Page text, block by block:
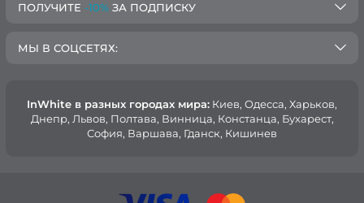
ПОЛУЧИТЕ -10% ЗА ПОДПИСКУ
МЫ В СОЦСЕТЯХ:
InWhite в разных городах мира: Киев, Oдесса, Харьков,
Днепр, Львов, Полтава, Винница, Констанца, Бухарест,
София, Варшава, Гданск, Кишинев